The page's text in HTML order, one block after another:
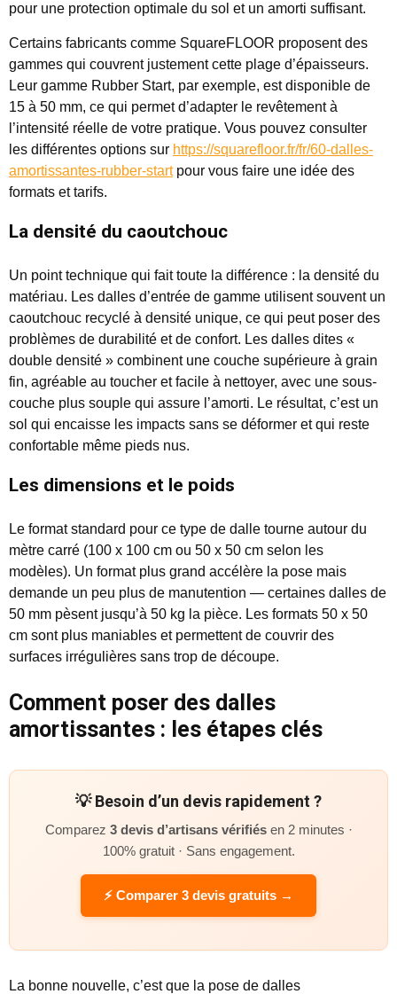
pour une protection optimale du sol et un amorti suffisant.
Certains fabricants comme SquareFLOOR proposent des
gammes qui couvrent justement cette plage d’épaisseurs.
Leur gamme Rubber Start, par exemple, est disponible de
15 à 50 mm, ce qui permet d’adapter le revêtement à
l’intensité réelle de votre pratique. Vous pouvez consulter
les différentes options sur https://squarefloor.fr/fr/60-dalles-
amortissantes-rubber-startpour vous faire une idée des
formats et tarifs.
La densité du caoutchouc
Un point technique qui fait toute la différence : la densité du
matériau. Les dalles d’entrée de gamme utilisent souvent un
caoutchouc recyclé à densité unique, ce qui peut poser des
problèmes de durabilité et de confort. Les dalles dites «
double densité » combinent une couche supérieure à grain
fin, agréable au toucher et facile à nettoyer, avec une sous-
couche plus souple qui assure l’amorti. Le résultat, c’est un
sol qui encaisse les impacts sans se déformer et qui reste
confortable même pieds nus.
Les dimensions et le poids
Le format standard pour ce type de dalle tourne autour du
mètre carré (100 x 100 cm ou 50 x 50 cm selon les
modèles). Un format plus grand accélère la pose mais
demande un peu plus de manutention — certaines dalles de
50 mm pèsent jusqu’à 50 kg la pièce. Les formats 50 x 50
cm sont plus maniables et permettent de couvrir des
surfaces irrégulières sans trop de découpe.
Comment poser des dalles
amortissantes : les étapes clés
💡 Besoin d’un devis rapidement ?
Comparez 3 devis d’artisans vérifiésen 2 minutes ·
100% gratuit · Sans engagement.
⚡ Comparer 3 devis gratuits →
La bonne nouvelle, c’est que la pose de dalles